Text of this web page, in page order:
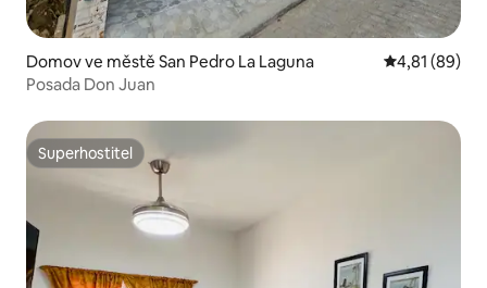
Domov ve městě San Pedro La Laguna Průměrné
4,81 (89)
Posada Don Juan
Superhostitel
Superhostitel